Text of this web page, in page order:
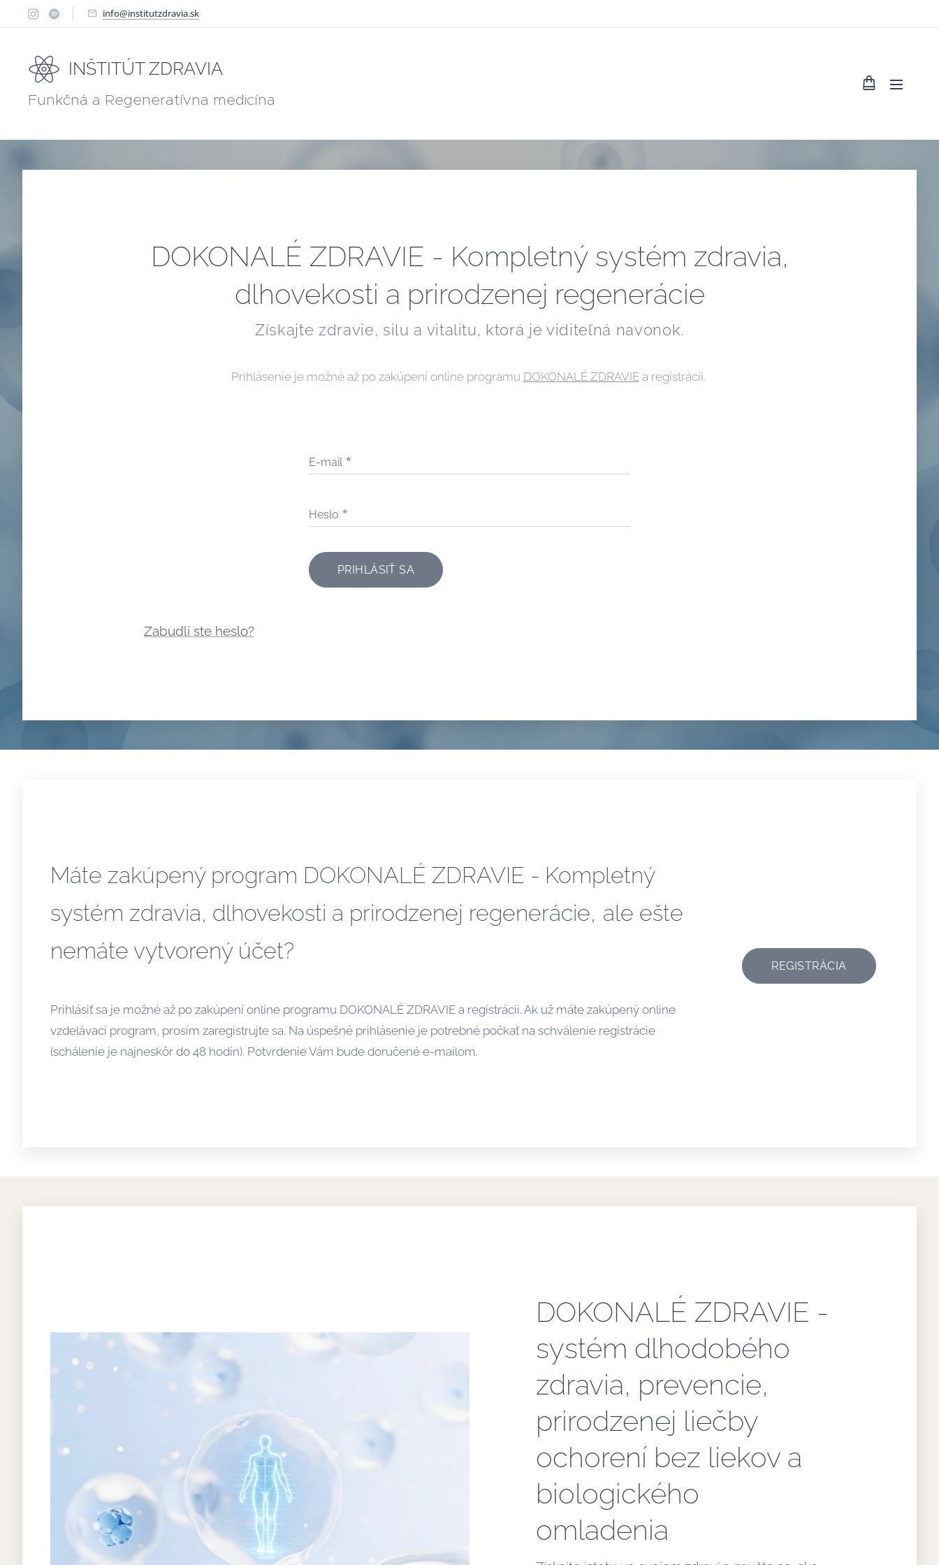
info@institutzdravia.sk
INŠTITÚT ZDRAVIA
Funkčná a Regeneratívna medicína
DOKONALÉ ZDRAVIE - Kompletný systém zdravia,
dlhovekosti a prirodzenej regenerácie
Získajte zdravie, silu a vitalitu, ktorá je viditeľná navonok.
Prihlásenie je možné až po zakúpení online programu DOKONALÉ ZDRAVIE a registrácii.
E-mail
Heslo
PRIHLÁSIŤ SA
Zabudli ste heslo?
Máte zakúpený program DOKONALÉ ZDRAVIE - Kompletný
systém zdravia, dlhovekosti a prirodzenej regenerácie, ale ešte
nemáte vytvorený účet?
Prihlásiť sa je možné až po zakúpení online programu DOKONALÉ ZDRAVIE a registrácii. Ak už máte zakúpený online
vzdelávací program, prosím zaregistrujte sa. Na úspešné prihlásenie je potrebné počkať na schválenie registrácie
(schálenie je najneskôr do 48 hodín). Potvrdenie Vám bude doručené e-mailom.
REGISTRÁCIA
DOKONALÉ ZDRAVIE -
systém dlhodobého
zdravia, prevencie,
prirodzenej liečby
ochorení bez liekov a
biologického
omladenia